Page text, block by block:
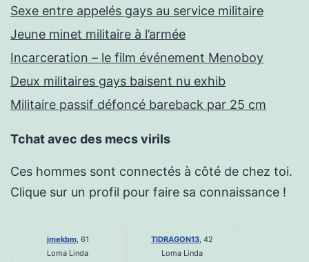
Sexe entre appelés gays au service militaire
Jeune minet militaire à l’armée
Incarceration – le film événement Menoboy
Deux militaires gays baisent nu exhib
Militaire passif défoncé bareback par 25 cm
Tchat avec des mecs virils
Ces hommes sont connectés à côté de chez toi.
Clique sur un profil pour faire sa connaissance !
jmekbm, 61
Loma Linda
TIDRAGON13 , 42
Loma Linda